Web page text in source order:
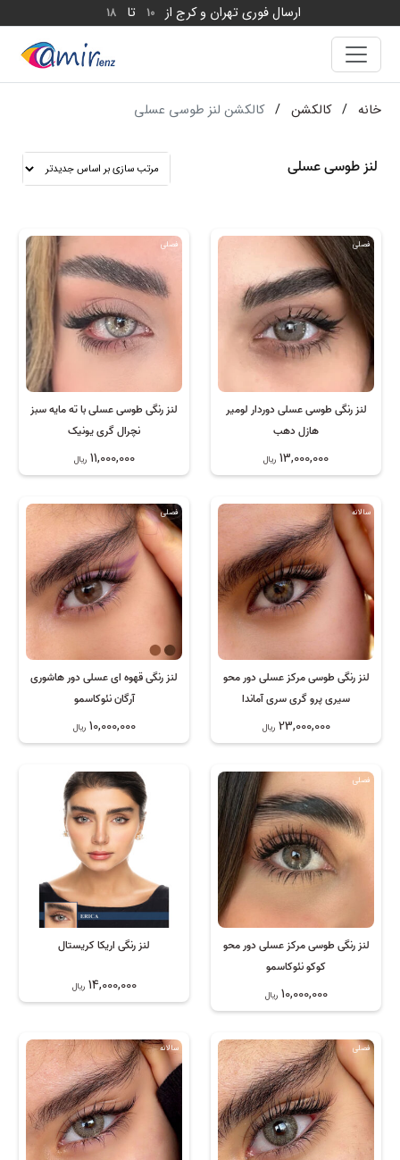
ارسال فوری تهران و کرج از 10 تا 18
خانه / کالکشن / کالکشن لنز طوسی عسلی
لنز طوسی عسلی
لنز رنگی طوسی عسلی دوردار لومیر
هازل دهب
13,000,000 ریال
فصلی
لنز رنگی طوسی عسلی با ته مایه سبز
نچرال گری یونیک
11,000,000 ریال
فصلی
لنز رنگی طوسی مرکز عسلی دور محو
سیری پرو گری سری آماندا
23,000,000 ریال
سالانه
لنز رنگی قهوه ای عسلی دور هاشوری
آرگان نئوکاسمو
10,000,000 ریال
فصلی
لنز رنگی طوسی مرکز عسلی دور محو
کوکو نئوکاسمو
10,000,000 ریال
فصلی
لنز رنگی اریکا کریستال
14,000,000 ریال
فصلی سالانه